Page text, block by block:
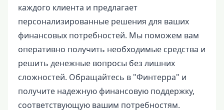
каждого клиента и предлагает
персонализированные решения для ваших
финансовых потребностей. Мы поможем вам
оперативно получить необходимые средства и
решить денежные вопросы без лишних
сложностей. Обращайтесь в "Финтерра" и
получите надежную финансовую поддержку,
соответствующую вашим потребностям.